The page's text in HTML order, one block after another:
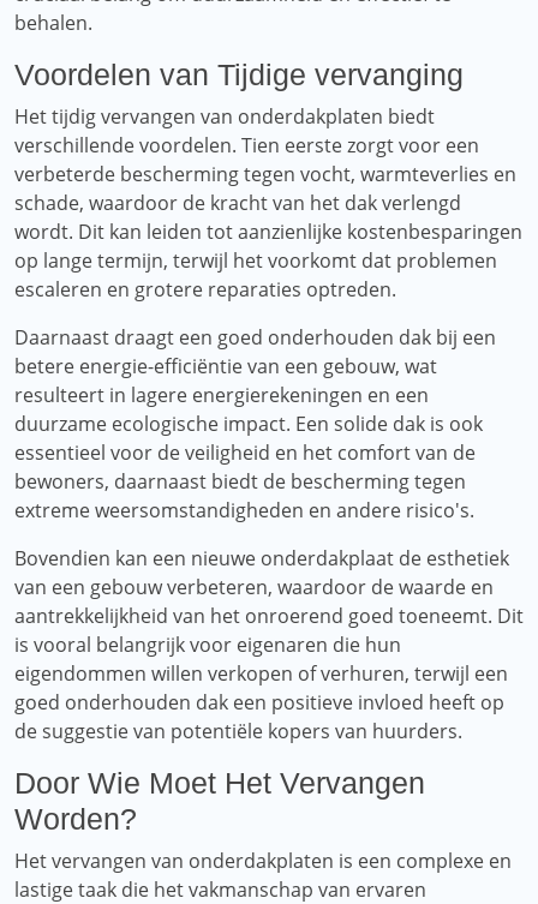
behalen.
Voordelen van Tijdige vervanging
Het tijdig vervangen van onderdakplaten biedt
verschillende voordelen. Tien eerste zorgt voor een
verbeterde bescherming tegen vocht, warmteverlies en
schade, waardoor de kracht van het dak verlengd
wordt. Dit kan leiden tot aanzienlijke kostenbesparingen
op lange termijn, terwijl het voorkomt dat problemen
escaleren en grotere reparaties optreden.
Daarnaast draagt ​​een goed onderhouden dak bij een
betere energie-efficiëntie van een gebouw, wat
resulteert in lagere energierekeningen en een
duurzame ecologische impact. Een solide dak is ook
essentieel voor de veiligheid en het comfort van de
bewoners, daarnaast biedt de bescherming tegen
extreme weersomstandigheden en andere risico's.
Bovendien kan een nieuwe onderdakplaat de esthetiek
van een gebouw verbeteren, waardoor de waarde en
aantrekkelijkheid van het onroerend goed toeneemt. Dit
is vooral belangrijk voor eigenaren die hun
eigendommen willen verkopen of verhuren, terwijl een
goed onderhouden dak een positieve invloed heeft op
de suggestie van potentiële kopers van huurders.
Door Wie Moet Het Vervangen
Worden?
Het vervangen van onderdakplaten is een complexe en
lastige taak die het vakmanschap van ervaren